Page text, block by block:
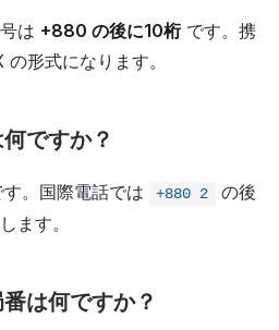
は +880 の後に10桁です。携
形式になります。
ですか？
す。国際電話では +880 2
の後
ます。
は何ですか？